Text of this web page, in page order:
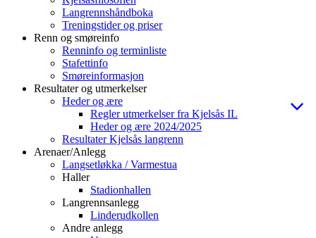
Langrennshåndboka
Treningstider og priser
Renn og smøreinfo
Renninfo og terminliste
Stafettinfo
Smøreinformasjon
Resultater og utmerkelser
Heder og ære
Regler utmerkelser fra Kjelsås IL
Heder og ære 2024/2025
Resultater Kjelsås langrenn
Arenaer/Anlegg
Langsetløkka / Varmestua
Haller
Stadionhallen
Langrennsanlegg
Linderudkollen
Andre anlegg